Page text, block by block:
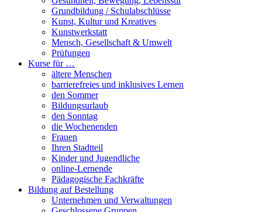
Grundbildung / Schulabschlüsse
Kunst, Kultur und Kreatives
Kunstwerkstatt
Mensch, Gesellschaft & Umwelt
Prüfungen
Kurse für …
ältere Menschen
barrierefreies und inklusives Lernen
den Sommer
Bildungsurlaub
den Sonntag
die Wochenenden
Frauen
Ihren Stadtteil
Kinder und Jugendliche
online-Lernende
Pädagogische Fachkräfte
Bildung auf Bestellung
Unternehmen und Verwaltungen